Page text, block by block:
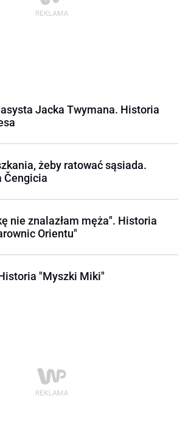
Jacka Twymana. Historia
żeby ratować sąsiada.
Čengicia
nie znalazłam męża". Historia
Orientu"
"Myszki Miki"